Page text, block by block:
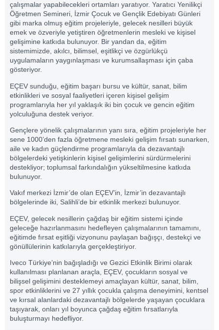
çalışmalar yapabilecekleri ortamları yaratıyor. Yaratıcı Yenilikçi
Öğretmen Semineri, İzmir Çocuk ve Gençlik Edebiyatı Günleri
gibi marka olmuş eğitim projeleriyle, gelecek nesilleri büyük
emek ve özveriyle yetiştiren öğretmenlerin mesleki ve kişisel
gelişimine katkıda bulunuyor. Bir yandan da, eğitim
sistemimizde, akılcı, bilimsel, eşitlikçi ve özgürlükçü
uygulamaların yaygınlaşması ve kurumsallaşması için çaba
gösteriyor.
EÇEV sunduğu, eğitim başarı bursu ve kültür, sanat, bilim
etkinlikleri ve sosyal faaliyetleri içeren kişisel gelişim
programlarıyla her yıl yaklaşık iki bin çocuk ve gencin eğitim
yolculuğuna destek veriyor.
Gençlere yönelik çalışmalarının yanı sıra, eğitim projeleriyle her
sene 1000’den fazla öğretmene mesleki gelişim fırsatı sunarken,
aile ve kadın güçlendirme programlarıyla da dezavantajlı
bölgelerdeki yetişkinlerin kişisel gelişimlerini sürdürmelerini
destekliyor; toplumsal farkındalığın yükseltilmesine katkıda
bulunuyor.
Vakıf merkezi İzmir’de olan EÇEV’in, İzmir’in dezavantajlı
bölgelerinde iki, Salihli’de bir etkinlik merkezi bulunuyor.
EÇEV, gelecek nesillerin çağdaş bir eğitim sistemi içinde
geleceğe hazırlanmasını hedefleyen çalışmalarının tamamını,
eğitimde fırsat eşitliği vizyonunu paylaşan bağışçı, destekçi ve
gönüllülerinin katkılarıyla gerçekleştiriyor.
Iveco Türkiye’nin bağışladığı ve Gezici Etkinlik Birimi olarak
kullanılması planlanan araçla, EÇEV, çocukların sosyal ve
bilişsel gelişimini desteklemeyi amaçlayan kültür, sanat, bilim,
spor etkinliklerini ve 27 yıllık çocukla çalışma deneyimini, kentsel
ve kırsal alanlardaki dezavantajlı bölgelerde yaşayan çocuklara
taşıyarak, onları yıl boyunca çağdaş eğitim fırsatlarıyla
buluşturmayı hedefliyor.